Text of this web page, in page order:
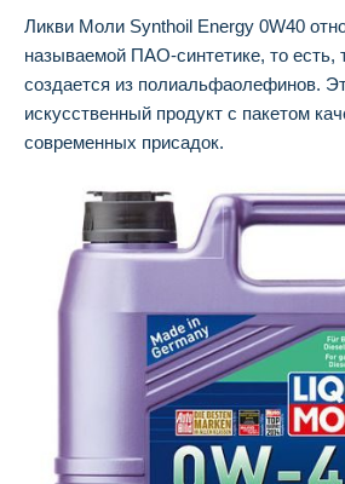
Ликви Моли Synthoil Energy 0W40
называемой ПАО-синтетике, то есть,
создается из полиальфаолефинов.
искусственный продукт с пакетом
современных присадок.